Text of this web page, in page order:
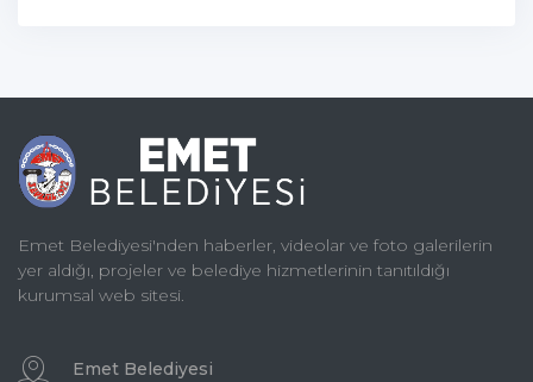
Emet Belediyesi'nden haberler, videolar ve foto galerilerin
yer aldığı, projeler ve belediye hizmetlerinin tanıtıldığı
kurumsal web sitesi.
Emet Belediyesi